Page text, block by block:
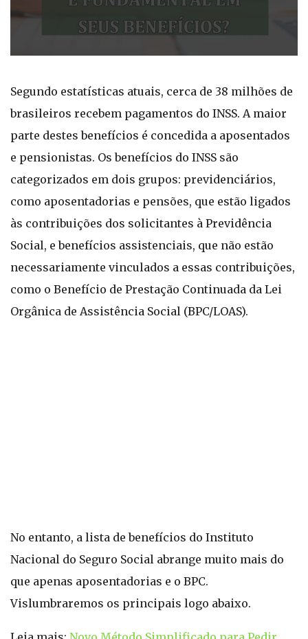
Segundo estatísticas atuais, cerca de 38 milhões de
brasileiros recebem pagamentos do INSS. A maior
parte destes benefícios é concedida a aposentados
e pensionistas. Os benefícios do INSS são
categorizados em dois grupos: previdenciários,
como aposentadorias e pensões, que estão ligados
às contribuições dos solicitantes à Previdência
Social, e benefícios assistenciais, que não estão
necessariamente vinculados a essas contribuições,
como o Benefício de Prestação Continuada da Lei
Orgânica de Assistência Social (BPC/LOAS).
No entanto, a lista de benefícios do Instituto
Nacional do Seguro Social abrange muito mais do
que apenas aposentadorias e o BPC.
Vislumbraremos os principais logo abaixo.